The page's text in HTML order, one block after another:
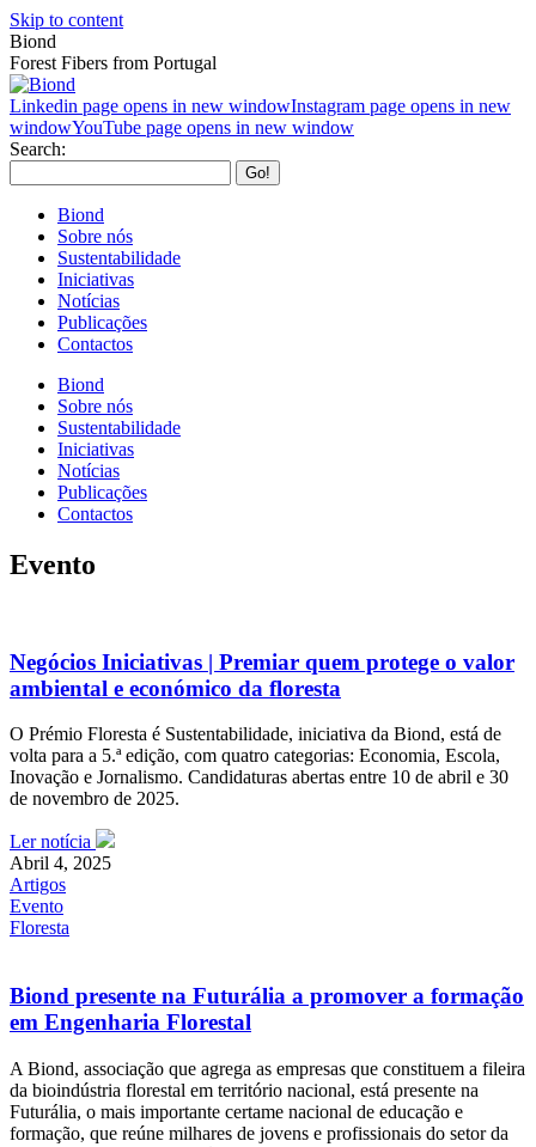
Skip to content
Biond
Forest Fibers from Portugal
Linkedin page opens in new windowInstagram page opens in new
windowYouTube page opens in new window
Search:
Biond
Sobre nós
Sustentabilidade
Iniciativas
Notícias
Publicações
Contactos
Biond
Sobre nós
Sustentabilidade
Iniciativas
Notícias
Publicações
Contactos
Evento
Negócios Iniciativas | Premiar quem protege o valor
ambiental e económico da floresta
O Prémio Floresta é Sustentabilidade, iniciativa da Biond, está de
volta para a 5.ª edição, com quatro categorias: Economia, Escola,
Inovação e Jornalismo. Candidaturas abertas entre 10 de abril e 30
de novembro de 2025.
Ler notícia
Abril 4, 2025
Artigos
Evento
Floresta
Biond presente na Futurália a promover a formação
em Engenharia Florestal
A Biond, associação que agrega as empresas que constituem a fileira
da bioindústria florestal em território nacional, está presente na
Futurália, o mais importante certame nacional de educação e
formação, que reúne milhares de jovens e profissionais do setor da